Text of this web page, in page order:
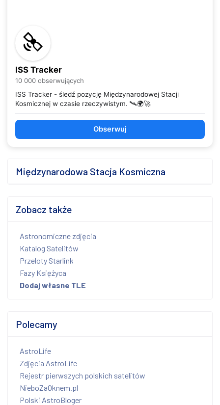
ISS Tracker
10 000 obserwujących
ISS Tracker - śledź pozycję Międzynarodowej Stacji
Kosmicznej w czasie rzeczywistym. 🛰️🌍🚀
Obserwuj
Międzynarodowa Stacja Kosmiczna
Zobacz także
Astronomiczne zdjęcia
Katalog Satelitów
Przeloty Starlink
Fazy Księżyca
Dodaj własne TLE
Polecamy
AstroLife
Zdjęcia AstroLife
Rejestr pierwszych polskich satelitów
NieboZaOknem.pl
Polski AstroBloger